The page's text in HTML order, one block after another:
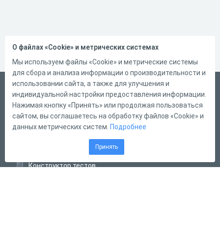
Русский
Справка
Форма обратной связи
Конструктор тестов
О файлах «Cookie» и метрических системах
Мы используем файлы «Cookie» и метрические системы
для сбора и анализа информации о производительности и
использовании сайта, а также для улучшения и
индивидуальной настройки предоставления информации.
Нажимая кнопку «Принять» или продолжая пользоваться
сайтом, вы соглашаетесь на обработку файлов «Cookie» и
данных метрических систем. Подробнее
Принять